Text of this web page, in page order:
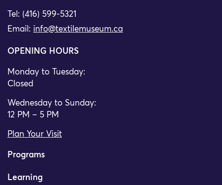
Tel: (416) 599-5321
Email: info@textilemuseum.ca
OPENING HOURS
Monday to Tuesday:
Closed
Wednesday to Sunday:
12 PM – 5 PM
Plan Your Visit
Programs
Learning